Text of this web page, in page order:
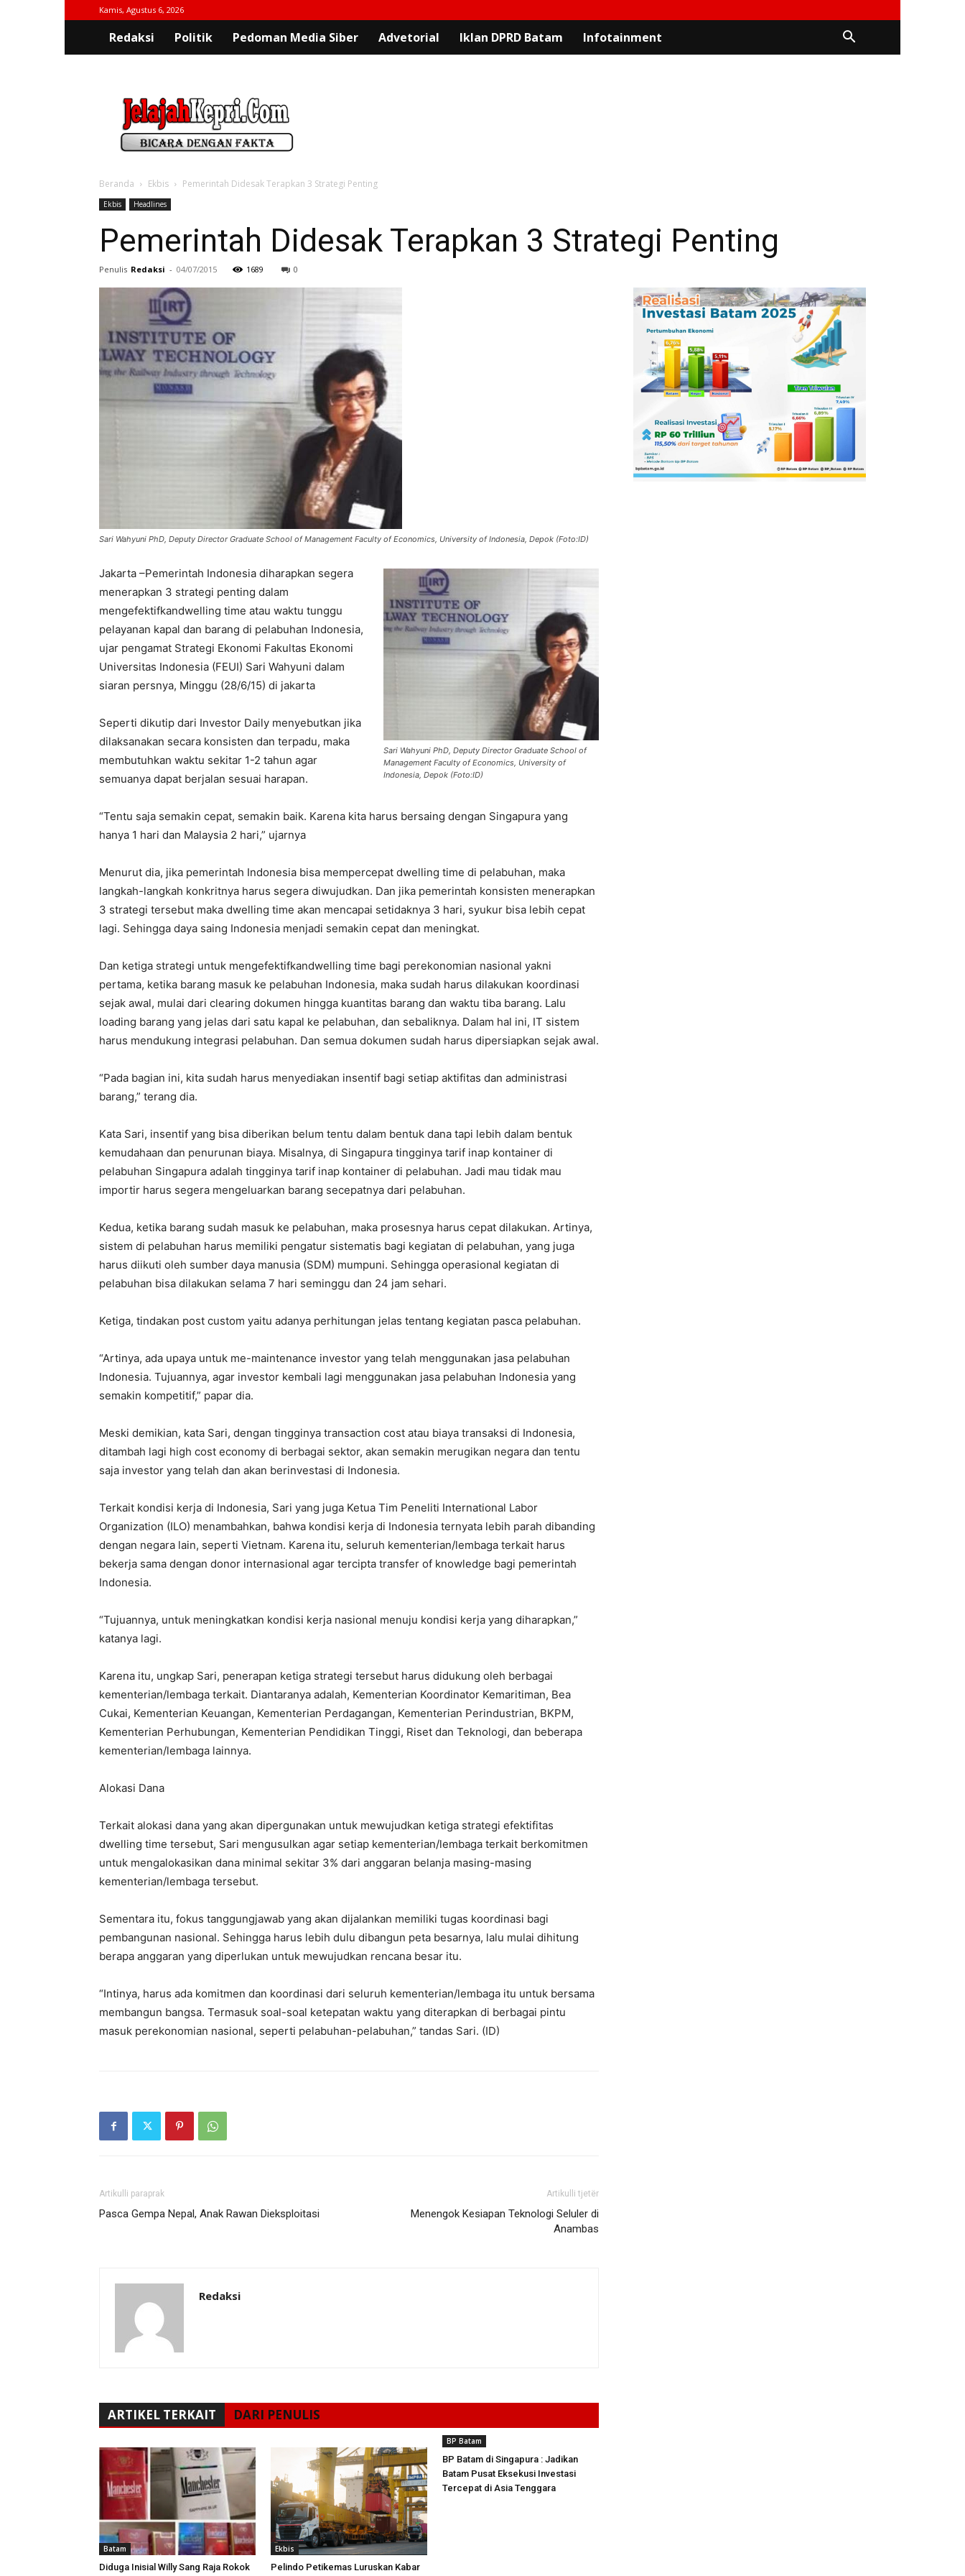
Kamis, Agustus 6, 2026
Redaksi Politik Pedoman Media Siber Advetorial Iklan DPRD Batam Infotainment
Beranda Ekbis Pemerintah Didesak Terapkan 3 Strategi Penting
Ekbis Headlines
Pemerintah Didesak Terapkan 3 Strategi Penting
Penulis Redaksi - 04/07/2015 1689 0
Sari Wahyuni PhD, Deputy Director Graduate School of Management Faculty of Economics, University of Indonesia, Depok (Foto:ID)
Sari Wahyuni PhD, Deputy Director Graduate School of
Management Faculty of Economics, University of
Indonesia, Depok (Foto:ID)
Jakarta –Pemerintah Indonesia diharapkan segera
menerapkan 3 strategi penting dalam
mengefektifkandwelling time atau waktu tunggu
pelayanan kapal dan barang di pelabuhan Indonesia,
ujar pengamat Strategi Ekonomi Fakultas Ekonomi
Universitas Indonesia (FEUI) Sari Wahyuni dalam
siaran persnya, Minggu (28/6/15) di jakarta
Seperti dikutip dari Investor Daily menyebutkan jika
dilaksanakan secara konsisten dan terpadu, maka
membutuhkan waktu sekitar 1-2 tahun agar
semuanya dapat berjalan sesuai harapan.
“Tentu saja semakin cepat, semakin baik. Karena kita harus bersaing dengan Singapura yang
hanya 1 hari dan Malaysia 2 hari,” ujarnya
Menurut dia, jika pemerintah Indonesia bisa mempercepat dwelling time di pelabuhan, maka
langkah-langkah konkritnya harus segera diwujudkan. Dan jika pemerintah konsisten menerapkan
3 strategi tersebut maka dwelling time akan mencapai setidaknya 3 hari, syukur bisa lebih cepat
lagi. Sehingga daya saing Indonesia menjadi semakin cepat dan meningkat.
Dan ketiga strategi untuk mengefektifkandwelling time bagi perekonomian nasional yakni
pertama, ketika barang masuk ke pelabuhan Indonesia, maka sudah harus dilakukan koordinasi
sejak awal, mulai dari clearing dokumen hingga kuantitas barang dan waktu tiba barang. Lalu
loading barang yang jelas dari satu kapal ke pelabuhan, dan sebaliknya. Dalam hal ini, IT sistem
harus mendukung integrasi pelabuhan. Dan semua dokumen sudah harus dipersiapkan sejak awal.
“Pada bagian ini, kita sudah harus menyediakan insentif bagi setiap aktifitas dan administrasi
barang,” terang dia.
Kata Sari, insentif yang bisa diberikan belum tentu dalam bentuk dana tapi lebih dalam bentuk
kemudahaan dan penurunan biaya. Misalnya, di Singapura tingginya tarif inap kontainer di
pelabuhan Singapura adalah tingginya tarif inap kontainer di pelabuhan. Jadi mau tidak mau
importir harus segera mengeluarkan barang secepatnya dari pelabuhan.
Kedua, ketika barang sudah masuk ke pelabuhan, maka prosesnya harus cepat dilakukan. Artinya,
sistem di pelabuhan harus memiliki pengatur sistematis bagi kegiatan di pelabuhan, yang juga
harus diikuti oleh sumber daya manusia (SDM) mumpuni. Sehingga operasional kegiatan di
pelabuhan bisa dilakukan selama 7 hari seminggu dan 24 jam sehari.
Ketiga, tindakan post custom yaitu adanya perhitungan jelas tentang kegiatan pasca pelabuhan.
“Artinya, ada upaya untuk me-maintenance investor yang telah menggunakan jasa pelabuhan
Indonesia. Tujuannya, agar investor kembali lagi menggunakan jasa pelabuhan Indonesia yang
semakin kompetitif,” papar dia.
Meski demikian, kata Sari, dengan tingginya transaction cost atau biaya transaksi di Indonesia,
ditambah lagi high cost economy di berbagai sektor, akan semakin merugikan negara dan tentu
saja investor yang telah dan akan berinvestasi di Indonesia.
Terkait kondisi kerja di Indonesia, Sari yang juga Ketua Tim Peneliti International Labor
Organization (ILO) menambahkan, bahwa kondisi kerja di Indonesia ternyata lebih parah dibanding
dengan negara lain, seperti Vietnam. Karena itu, seluruh kementerian/lembaga terkait harus
bekerja sama dengan donor internasional agar tercipta transfer of knowledge bagi pemerintah
Indonesia.
“Tujuannya, untuk meningkatkan kondisi kerja nasional menuju kondisi kerja yang diharapkan,”
katanya lagi.
Karena itu, ungkap Sari, penerapan ketiga strategi tersebut harus didukung oleh berbagai
kementerian/lembaga terkait. Diantaranya adalah, Kementerian Koordinator Kemaritiman, Bea
Cukai, Kementerian Keuangan, Kementerian Perdagangan, Kementerian Perindustrian, BKPM,
Kementerian Perhubungan, Kementerian Pendidikan Tinggi, Riset dan Teknologi, dan beberapa
kementerian/lembaga lainnya.
Alokasi Dana
Terkait alokasi dana yang akan dipergunakan untuk mewujudkan ketiga strategi efektifitas
dwelling time tersebut, Sari mengusulkan agar setiap kementerian/lembaga terkait berkomitmen
untuk mengalokasikan dana minimal sekitar 3% dari anggaran belanja masing-masing
kementerian/lembaga tersebut.
Sementara itu, fokus tanggungjawab yang akan dijalankan memiliki tugas koordinasi bagi
pembangunan nasional. Sehingga harus lebih dulu dibangun peta besarnya, lalu mulai dihitung
berapa anggaran yang diperlukan untuk mewujudkan rencana besar itu.
“Intinya, harus ada komitmen dan koordinasi dari seluruh kementerian/lembaga itu untuk bersama
membangun bangsa. Termasuk soal-soal ketepatan waktu yang diterapkan di berbagai pintu
masuk perekonomian nasional, seperti pelabuhan-pelabuhan,” tandas Sari. (ID)
Artikulli paraprak
Pasca Gempa Nepal, Anak Rawan Dieksploitasi
Artikulli tjetër
Menengok Kesiapan Teknologi Seluler di
Anambas
Redaksi
ARTIKEL TERKAIT DARI PENULIS
Batam
Diduga Inisial Willy Sang Raja Rokok
Ekbis
Pelindo Petikemas Luruskan Kabar
BP Batam
BP Batam di Singapura : Jadikan
Batam Pusat Eksekusi Investasi
Tercepat di Asia Tenggara